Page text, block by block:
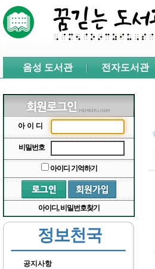
주메뉴 바로가기
서브메뉴 바로가기
음성 도서관 전자도서관
아이디
비밀번호
아이디 기억하기
아이디, 비밀번호찾기
정보천국
공지사항